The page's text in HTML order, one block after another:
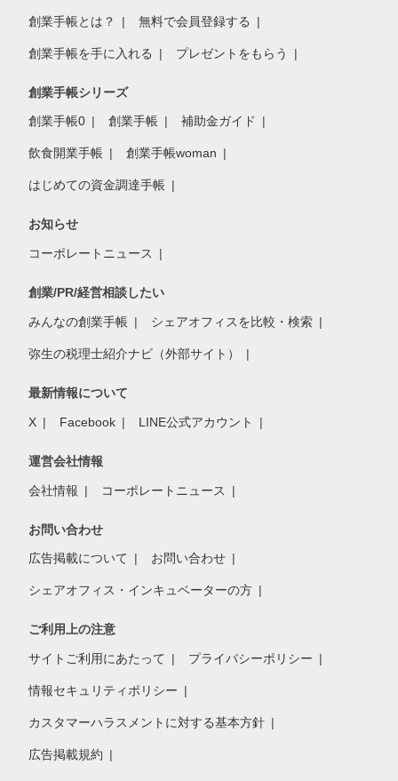
創業手帳とは？ 無料で会員登録する
創業手帳を手に入れる プレゼントをもらう
創業手帳シリーズ
創業手帳0 創業手帳 補助金ガイド
飲食開業手帳 創業手帳woman
はじめての資金調達手帳
お知らせ
コーポレートニュース
創業/PR/経営相談したい
みんなの創業手帳 シェアオフィスを比較・検索
弥生の税理士紹介ナビ（外部サイト）
最新情報について
X Facebook LINE公式アカウント
運営会社情報
会社情報 コーポレートニュース
お問い合わせ
広告掲載について お問い合わせ
シェアオフィス・インキュベーターの方
ご利用上の注意
サイトご利用にあたって プライバシーポリシー
情報セキュリティポリシー
カスタマーハラスメントに対する基本方針
広告掲載規約